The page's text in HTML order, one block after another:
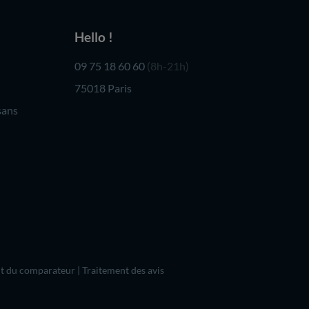
Hello !
09 75 18 60 60 (8h-21h)
75018 Paris
du comparateur | Traitement des avis